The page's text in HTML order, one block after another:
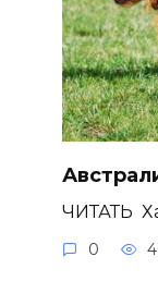
ЧИТАТЬ
0